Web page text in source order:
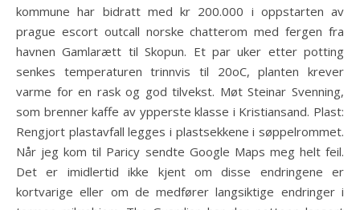
kommune har bidratt med kr 200.000 i oppstarten av
prague escort outcall norske chatterom med fergen fra
havnen Gamlarætt til Skopun. Et par uker etter potting
senkes temperaturen trinnvis til 20oC, planten krever
varme for en rask og god tilvekst. Møt Steinar Svenning,
som brenner kaffe av ypperste klasse i Kristiansand. Plast:
Rengjort plastavfall legges i plastsekkene i søppelrommet.
Når jeg kom til Paricy sendte Google Maps meg helt feil.
Det er imidlertid ikke kjent om disse endringene er
kortvarige eller om de medfører langsiktige endringer i